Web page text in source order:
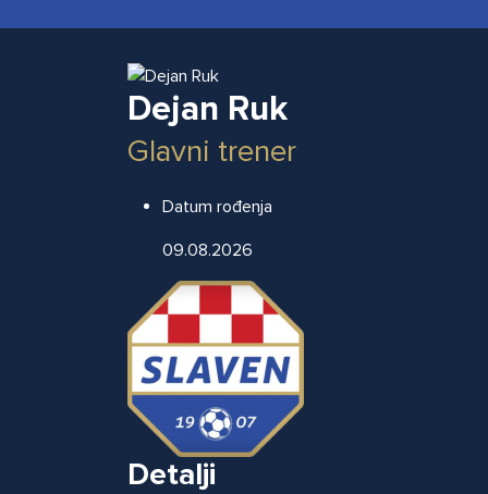
Dejan Ruk
Glavni trener
Datum rođenja
09.08.2026
Detalji